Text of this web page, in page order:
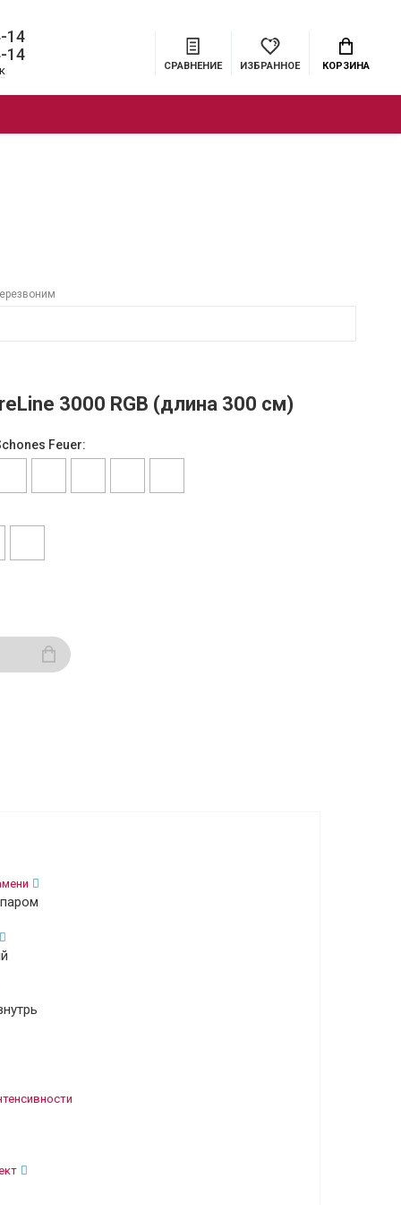
14
14
СРАВНЕНИЕ ИЗБРАННОЕ КОРЗИНА
3000 RGB (длина 300 см)
Feuer: